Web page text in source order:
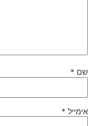
שם *
אימייל *